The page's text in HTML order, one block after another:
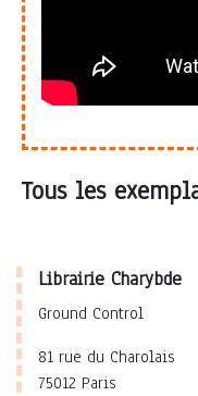
Tous les
Librairie Charybde
Ground Control
81 rue du Charolais
75012 Paris